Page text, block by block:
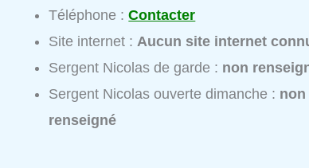
Téléphone :Contacter
Site internet : Aucun site internet
Sergent Nicolas de garde : non
Sergent Nicolas ouverte dimanche : non
renseigné